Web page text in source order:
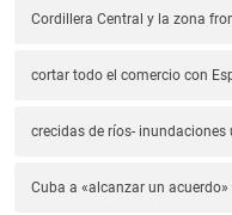
Cordillera Central y la zona
cortar todo el comercio con
crecidas de ríos-
Cuba a «alcanzar un